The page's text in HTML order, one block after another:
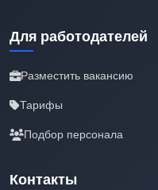
Для работодателей
Разместить вакансию
Тарифы
Подбор персонала
Контакты